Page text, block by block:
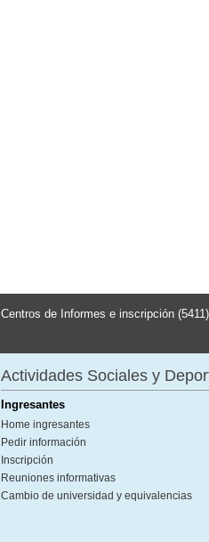
Centros de Informes e inscripción (5411)
Actividades Sociales y
Ingresantes
Home ingresantes
Pedir información
Inscripción
Reuniones informativas
Cambio de universidad y equivalencias